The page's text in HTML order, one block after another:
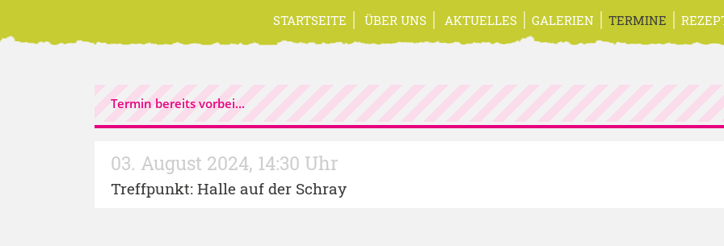
STARTSEITE ÜBER UNS AKTUELLES GALERIEN TERMINE
Termin bereits vorbei...
03. August 2024, 14:30 Uhr
Treffpunkt: Halle auf der Schray